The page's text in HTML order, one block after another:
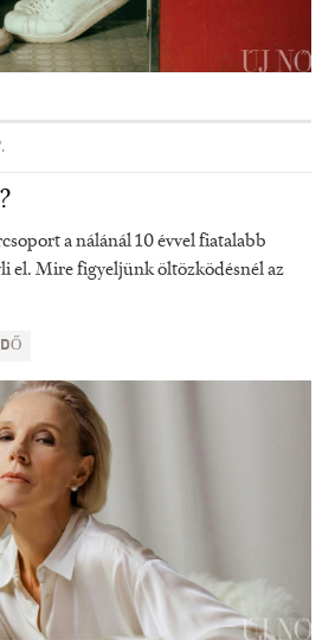
a nálánál 10 évvel fiatalabb
el. Mire figyeljünk öltözködésnél az
IDŐ